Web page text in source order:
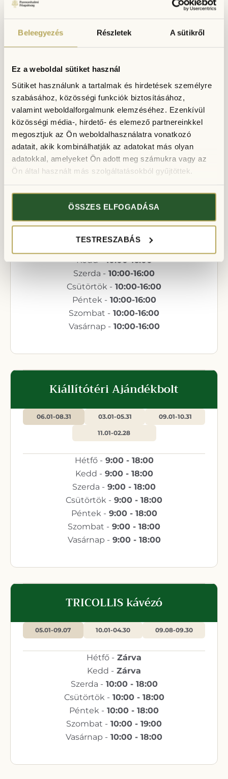
Beleegyezés Részletek A sütikről
Ez a weboldal sütiket használ
Sütiket használunk a tartalmak és hirdetések személyre
szabásához, közösségi funkciók biztosításához,
valamint weboldalforgalmunk elemzéséhez. Ezenkívül
közösségi média-, hirdető- és elemező partnereinkkel
megosztjuk az Ön weboldalhasználatra vonatkozó
adatait, akik kombinálhatják az adatokat más olyan
adatokkal, amelyeket Ön adott meg számukra vagy az
Ön által használt más szolgáltatásokból gyűjtöttek.
ÖSSZES ELFOGADÁSA
TESTRESZABÁS
Hétfő -
Csütörtök - 09:00-17:00
Péntek - 09:00-17:00
Szombat - 09:00-17:00
Vasárnap -
09:00-17:00
Illatmúzeum
06.21 – 08.31. 11.01-06.20 09.01-10.31
10:00-16:00
Kedd - 10:00-16:00
Szerda - 10:00-16:00
Csütörtök - 10:00-16:00
Péntek - 10:00-16:00
Szombat - 10:00-16:00
Vasárnap - 10:00-16:00
Kiállítótéri Ajándékbolt
06.01-08.31 03.01-05.31 09.01-10.31
11.01-02.28
Hétfő - 9:00 - 18:00
Kedd - 9:00 - 18:00
Szerda - 9:00 - 18:00
Csütörtök - 9:00 - 18:00
Péntek - 9:00 - 18:00
Szombat - 9:00 - 18:00
Vasárnap - 9:00 - 18:00
TRICOLLIS kávézó
05.01-09.07 10.01-04.30 09.08-09.30
Hétfő - Zárva
Kedd - Zárva
Szerda - 10:00 - 18:00
Csütörtök - 10:00 - 18:00
Péntek - 10:00 - 18:00
Szombat - 10:00 - 19:00
Vasárnap - 10:00 - 18:00